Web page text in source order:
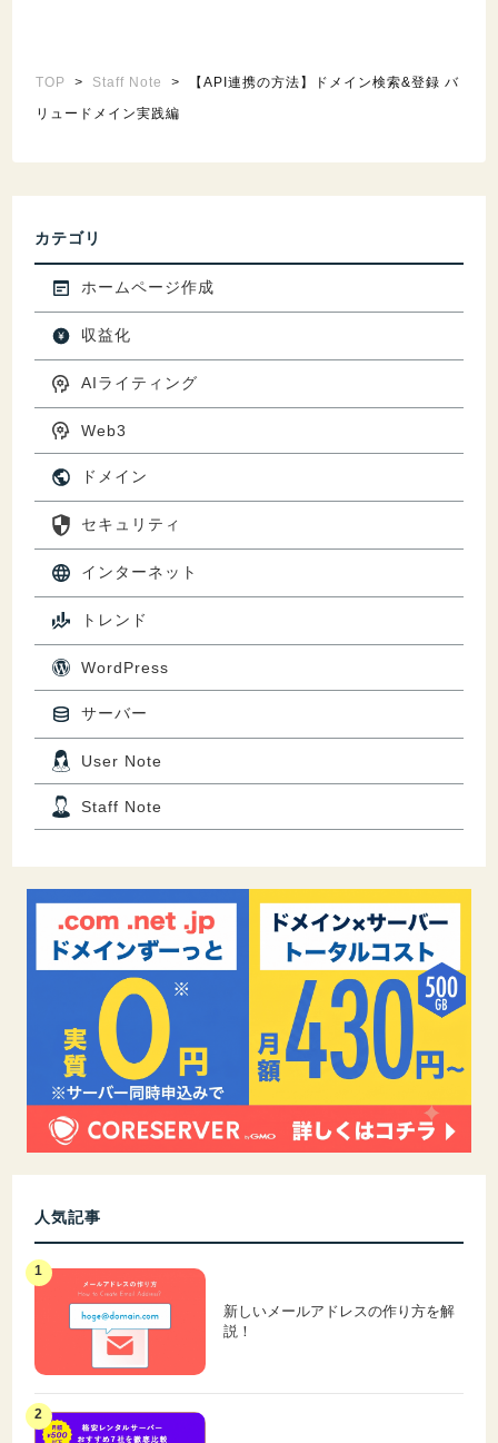
TOP > Staff Note >
【API連携の方法】ドメイン検索&登録 バ
リュードメイン実践編
カテゴリ
ホームページ作成
収益化
AIライティング
Web3
ドメイン
セキュリティ
インターネット
トレンド
WordPress
サーバー
User Note
Staff Note
人気記事
新しいメールアドレスの作り方を解
説！